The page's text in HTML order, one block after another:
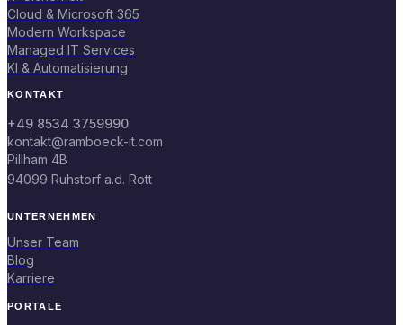
Cloud & Microsoft 365
Modern Workspace
Managed IT Services
KI & Automatisierung
KONTAKT
+49 8534 3759990
kontakt@ramboeck-it.com
Pillham 4B
94099 Ruhstorf a.d. Rott
UNTERNEHMEN
Unser Team
Blog
Karriere
PORTALE